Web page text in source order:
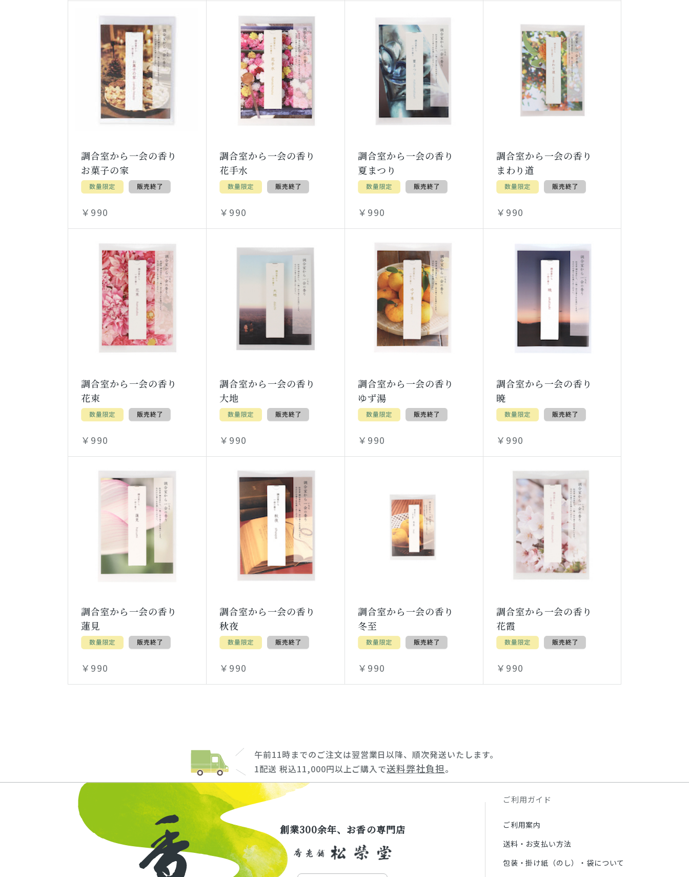
調合室から一会の香り
お菓子の家
￥990
調合室から一会の香り
花手水
￥990
調合室から一会の香り
夏まつり
￥990
調合室から一会の香り
まわり道
￥990
調合室から一会の香り
花束
￥990
調合室から一会の香り
大地
￥990
調合室から一会の香り
ゆず湯
￥990
調合室から一会の香り
暁
￥990
調合室から一会の香り
蓮見
￥990
調合室から一会の香り
秋夜
￥990
調合室から一会の香り
冬至
￥990
調合室から一会の香り
花霞
￥990
午前11時までのご注文は翌営業日以降、順次発送いたします。
1配送 税込11,000円以上ご購入で送料弊社負担。
創業300余年、お香の専門店
ご利用ガイド
ご利用案内
送料・お支払い方法
包装・掛け紙（のし）・袋について